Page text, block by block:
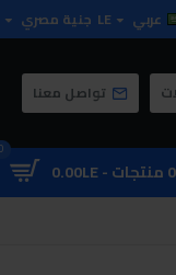
عربي LE جنية مصري
تواصل معنا
0 منتجات - 0.00LE